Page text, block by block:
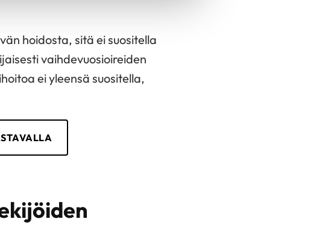
hoidosta, sitä ei suositella
vaihdevuosioireiden
ei yleensä suositella,